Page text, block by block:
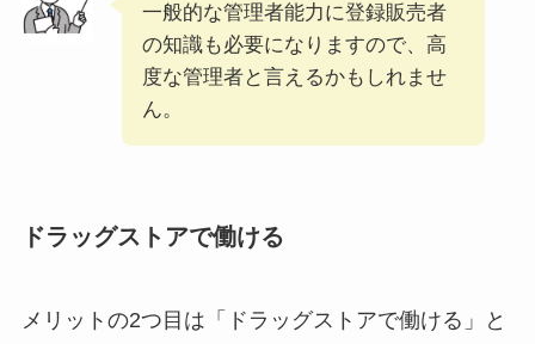
一般的な管理者能力に登録販売者
の知識も必要になりますので、高
度な管理者と言えるかもしれませ
ん。
ドラッグストアで働ける
メリットの2つ目は「ドラッグストアで働ける」と